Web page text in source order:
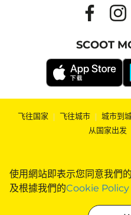
使用網站即表示您同意我們的
及根據我們的Cookie Policy
SCOOT
飞往国家 | 飞往城市 | 城市到
从国家出发